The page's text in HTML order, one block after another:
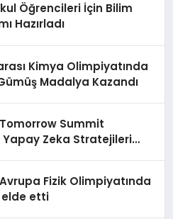
Öğrencileri İçin Bilim
Hazırladı
Kimya Olimpiyatında
Madalya Kazandı
Summit
Yapay Zeka Stratejileri
Fizik Olimpiyatında
etti